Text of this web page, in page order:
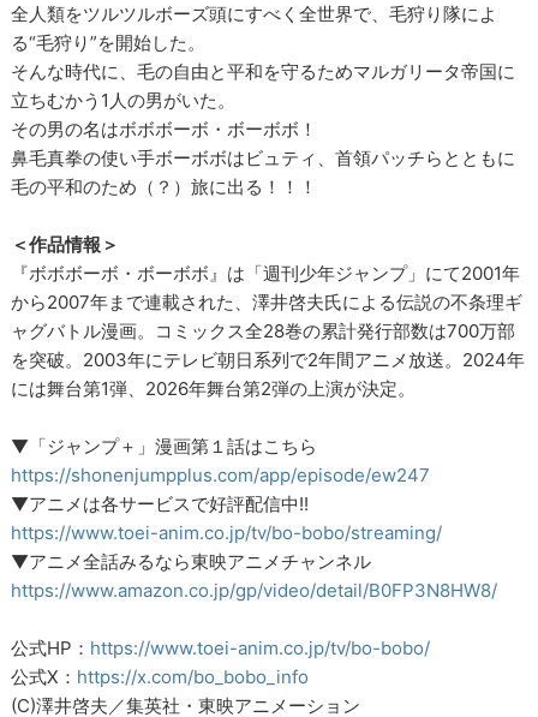
全人類をツルツルボーズ頭にすべく全世界で、毛狩り隊によ
る“毛狩り”を開始した。
そんな時代に、毛の自由と平和を守るためマルガリータ帝国に
立ちむかう1人の男がいた。
その男の名はボボボーボ・ボーボボ！
鼻毛真拳の使い手ボーボボはビュティ、首領パッチらとともに
毛の平和のため（？）旅に出る！！！
＜作品情報＞
『ボボボーボ・ボーボボ』は「週刊少年ジャンプ」にて2001年
から2007年まで連載された、澤井啓夫氏による伝説の不条理ギ
ャグバトル漫画。コミックス全28巻の累計発行部数は700万部
を突破。2003年にテレビ朝日系列で2年間アニメ放送。2024年
には舞台第1弾、2026年舞台第2弾の上演が決定。
▼「ジャンプ＋」漫画第１話はこちら
https://shonenjumpplus.com/app/episode/ew247
▼アニメは各サービスで好評配信中!!
https://www.toei-anim.co.jp/tv/bo-bobo/streaming/
▼アニメ全話みるなら東映アニメチャンネル
https://www.amazon.co.jp/gp/video/detail/B0FP3N8HW8/
公式HP： https://www.toei-anim.co.jp/tv/bo-bobo/
公式X： https://x.com/bo_bobo_info
(C)澤井啓夫／集英社・東映アニメーション